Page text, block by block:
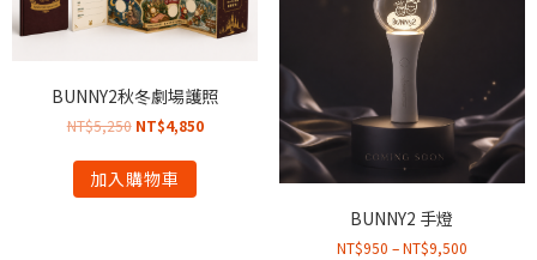
BUNNY2秋冬劇場護照
NT$5,250 NT$4,850
加入購物車
BUNNY2 手燈
NT$950 –NT$9,500